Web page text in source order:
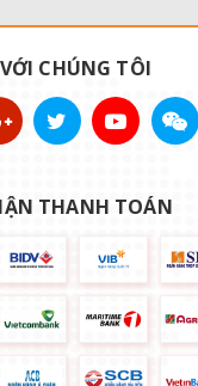
CHÚNG TÔI
THANH TOÁN